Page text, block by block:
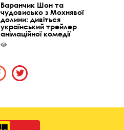
Баранчик Шон та
чудовисько з Мохнявої
долини: дивіться
український трейлер
анімаційної комедії